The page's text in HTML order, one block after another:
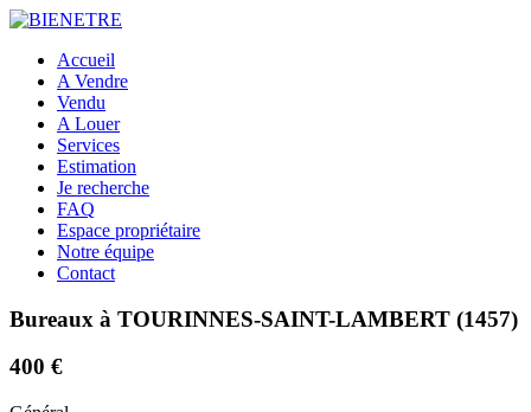
Accueil
A Vendre
Vendu
A Louer
Services
Estimation
Je recherche
FAQ
Espace propriétaire
Notre équipe
Contact
Bureaux à TOURINNES-SAINT-LAMBERT (1457)
400 €